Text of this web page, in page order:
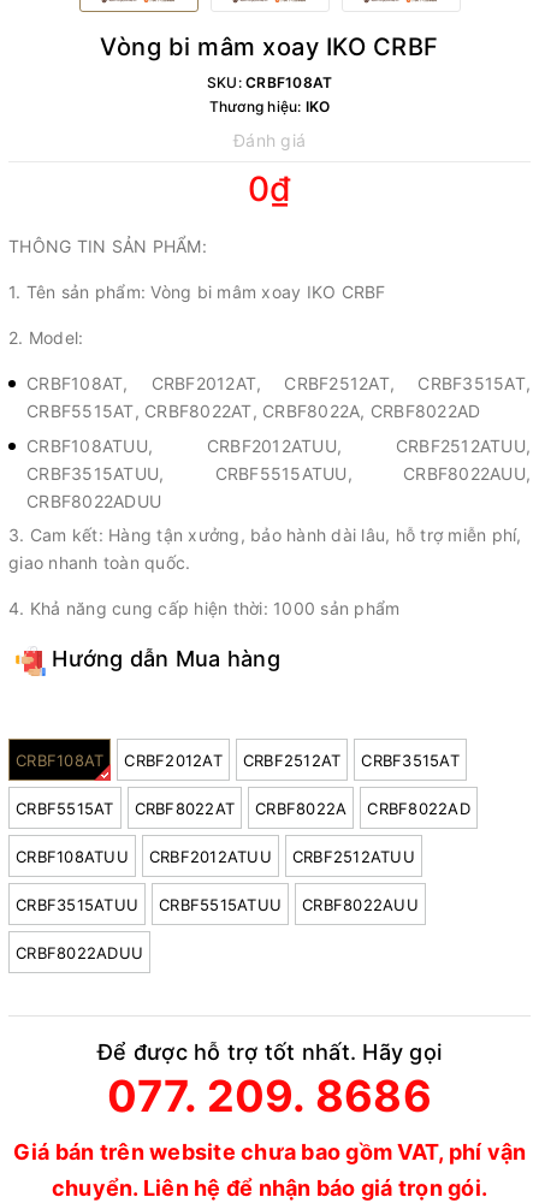
Vòng bi mâm xoay IKO CRBF
SKU: CRBF108AT
Thương hiệu: IKO
Đánh giá
0₫
THÔNG TIN SẢN PHẨM:
1. Tên sản phẩm: Vòng bi mâm xoay IKO CRBF
2. Model:
CRBF108AT, CRBF2012AT, CRBF2512AT, CRBF3515AT,
CRBF5515AT, CRBF8022AT, CRBF8022A, CRBF8022AD
CRBF108ATUU, CRBF2012ATUU, CRBF2512ATUU,
CRBF3515ATUU, CRBF5515ATUU, CRBF8022AUU,
CRBF8022ADUU
3. Cam kết: Hàng tận xưởng, bảo hành dài lâu, hỗ trợ miễn phí,
giao nhanh toàn quốc.
4. Khả năng cung cấp hiện thời: 1000 sản phẩm
Hướng dẫn Mua hàng
CRBF108AT CRBF2012AT CRBF2512AT CRBF3515AT
CRBF5515AT CRBF8022AT CRBF8022A CRBF8022AD
CRBF108ATUU CRBF2012ATUU CRBF2512ATUU
CRBF3515ATUU CRBF5515ATUU CRBF8022AUU
CRBF8022ADUU
Để được hỗ trợ tốt nhất. Hãy gọi
077. 209. 8686
Giá bán trên website chưa bao gồm VAT, phí vận
chuyển. Liên hệ để nhận báo giá trọn gói.